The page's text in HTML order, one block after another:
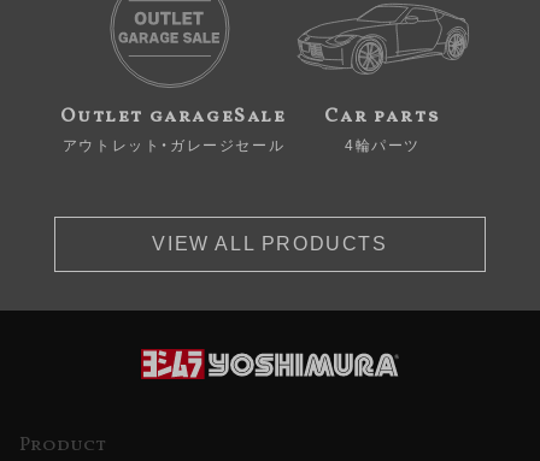
Outlet garageSale
アウトレット・ガレージセール
Car parts
4輪パーツ
VIEW ALL PRODUCTS
Product